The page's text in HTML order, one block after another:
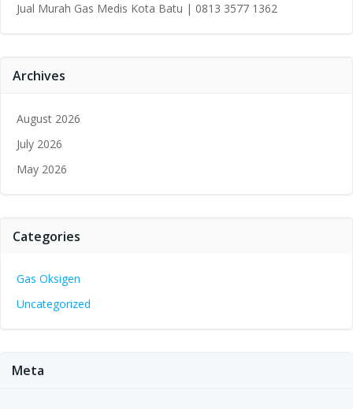
Jual Murah Gas Medis Kota Batu | 0813 3577 1362
Archives
August 2026
July 2026
May 2026
Categories
Gas Oksigen
Uncategorized
Meta